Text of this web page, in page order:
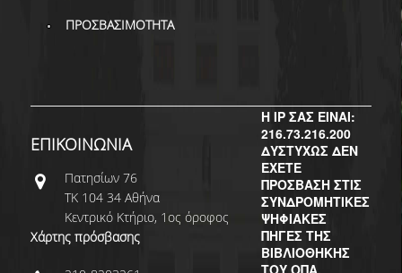
ΠΡΟΣΒΑΣΙΜΟΤΗΤΑ
Η IP ΣΑΣ ΕΙΝΑΙ:
216.73.216.200
ΔΥΣΤΥΧΩΣ ΔΕΝ
ΕΧΕΤΕ
ΠΡΟΣΒΑΣΗ ΣΤΙΣ
ΣΥΝΔΡΟΜΗΤΙΚΕΣ
ΨΗΦΙΑΚΕΣ
ΠΗΓΕΣ ΤΗΣ
ΒΙΒΛΙΟΘΗΚΗΣ
ΤΟΥ ΟΠΑ.
ΕΠΙΚΟΙΝΩΝΙΑ
Πατησίων 76
ΤΚ 104 34 Αθήνα
Κεντρικό Κτήριο, 1ος όροφος
Χάρτης πρόσβασης